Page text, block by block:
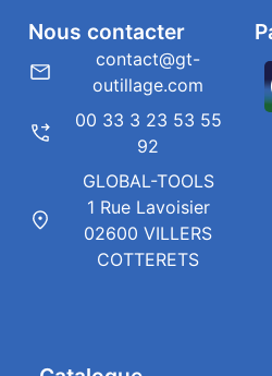
Nous contacter
contact@gt-
outillage.com
00 33 3 23 53 55
92
GLOBAL-TOOLS
1 Rue Lavoisier
02600 VILLERS
COTTERETS